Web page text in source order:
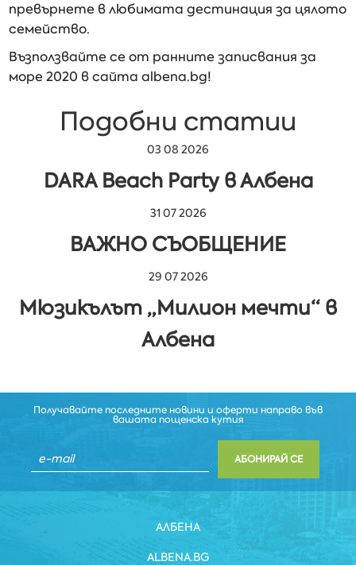
превърнете в любимата дестинация за цялото
семейство.
Възползвайте се от ранните записвания за
море 2020 в сайта albena.bg!
Подобни статии
03 08 2026
DARA Beach Party в Албена
31 07 2026
ВАЖНО СЪОБЩЕНИЕ
29 07 2026
Мюзикълът „Милион мечти“ в
Албена
Получавайте последните новини и оферти направо във
вашата пощенска кутия
АБОНИРАЙ СЕ
АЛБЕНА
ALBENA.BG